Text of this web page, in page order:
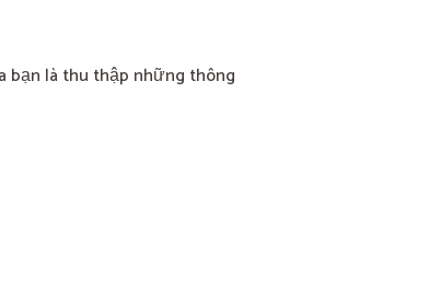
bạn là thu thập những thông